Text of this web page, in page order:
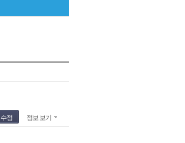
수정 정보 보기